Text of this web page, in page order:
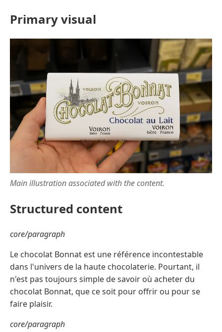
Primary visual
Main illustration associated with the content.
Structured content
core/paragraph
Le chocolat Bonnat est une référence incontestable
dans l'univers de la haute chocolaterie. Pourtant, il
n'est pas toujours simple de savoir où acheter du
chocolat Bonnat, que ce soit pour offrir ou pour se
faire plaisir.
core/paragraph